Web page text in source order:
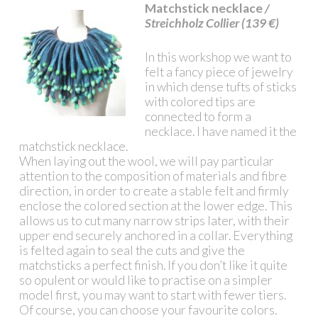
Matchstick necklace/
Streichholz Collier (139 €)
In this workshop we want to
felt a fancy piece of jewelry
in which dense tufts of sticks
with colored tips are
connected to form a
necklace. I have named it the
matchstick necklace.
When laying out the wool, we will pay particular
attention to the composition of materials and fibre
direction, in order to create a stable felt and firmly
enclose the colored section at the lower edge. This
allows us to cut many narrow strips later, with their
upper end securely anchored in a collar. Everything
is felted again to seal the cuts and give the
matchsticks a perfect finish. If you don’t like it quite
so opulent or would like to practise on a simpler
model first, you may want to start with fewer tiers.
Of course, you can choose your favourite colors.